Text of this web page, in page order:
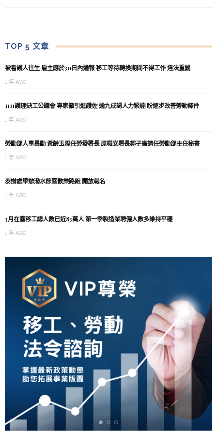
TOP 5 文章
被看護人往生 雇主應於30日內通報 移工等待轉換期間不得工作 違法重罰
1 年 AGO
1111護理缺工公聽會 專家籲引進護佐 逾九成認人力緊繃 盼逐步改善勞動條件
1 年 AGO
勞動部人事異動 黃齡玉陞任勞發署長 原職安署長鄒子廉調任勞動部主任秘書
1 年 AGO
泰辦處舉辦潑水節暨歡樂路跑 開放報名
1 年 AGO
3月在臺移工總人數已近83萬人 第一季製造業聘僱人數多維持平穩
1 年 AGO